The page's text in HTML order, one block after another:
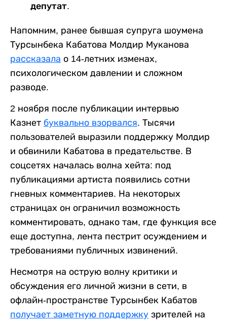
депутат.
Напомним, ранее бывшая супруга шоумена
Турсынбека Кабатова Молдир Муканова
рассказала о 14-летних изменах,
психологическом давлении и сложном
разводе.
2 ноября после публикации интервью
Казнет буквально взорвался. Тысячи
пользователей выразили поддержку Молдир
и обвинили Кабатова в предательстве. В
соцсетях началась волна хейта: под
публикациями артиста появились сотни
гневных комментариев. На некоторых
страницах он ограничил возможность
комментировать, однако там, где функция все
еще доступна, лента пестрит осуждением и
требованиями публичных извинений.
Несмотря на острую волну критики и
обсуждения его личной жизни в сети, в
офлайн-пространстве Турсынбек Кабатов
получает заметную поддержку зрителей на